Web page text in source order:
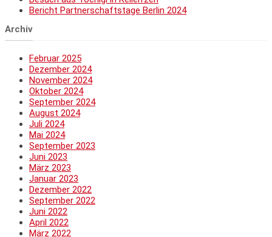
Bericht Partnerschaftstage Berlin 2024
Archiv
Februar 2025
Dezember 2024
November 2024
Oktober 2024
September 2024
August 2024
Juli 2024
Mai 2024
September 2023
Juni 2023
März 2023
Januar 2023
Dezember 2022
September 2022
Juni 2022
April 2022
März 2022